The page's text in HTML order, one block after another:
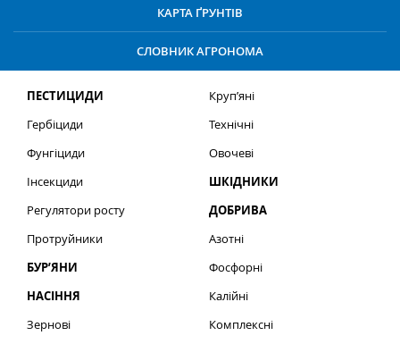
КАРТА ҐРУНТІВ
СЛОВНИК АГРОНОМА
ПЕСТИЦИДИ
Гербіциди
Фунгіциди
Інсекциди
Регулятори росту
Протруйники
БУР’ЯНИ
НАСІННЯ
Зернові
Круп’яні
Технічні
Овочеві
ШКІДНИКИ
ДОБРИВА
Азотні
Фосфорні
Калійні
Комплексні